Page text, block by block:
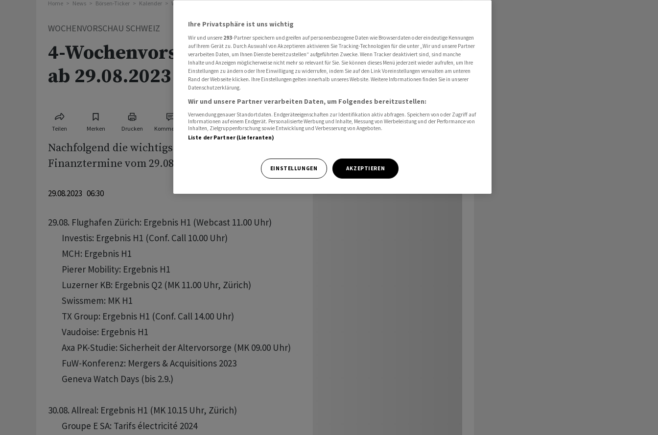
Home News Börsen-Ticker Kalender Wochenvorschau Schweiz
WOCHENVORSCHAU SCHWEIZ
4-Wochenvorschau Schweiz
ab 29.08.2023
Teilen Merken Drucken Kommentare
Nachfolgend die wichtigsten Wirtschafts- und
Finanztermine vom 29.08.2023 - 25.09.2023:
29.08.2023 06:30
29.08. Flughafen Zürich: Ergebnis H1 (Webcast 11.00 Uhr)
       Investis: Ergebnis H1 (Conf. Call 10.00 Uhr)
       MCH: Ergebnis H1
       Pierer Mobility: Ergebnis H1
       Luzerner KB: Ergebnis Q2 (MK 11.00 Uhr, Zürich)
       Swissmem: MK H1
       TX Group: Ergebnis H1 (Conf. Call 14.00 Uhr)
       Vaudoise: Ergebnis H1
       Axa PK-Studie: Sicherheit der Altervorsorge (MK 09.00 Uhr)
       FuW-Konferenz: Mergers & Acquisitions 2023
       Geneva Watch Days (bis 2.9.)
30.08. Allreal: Ergebnis H1 (MK 10.15 Uhr, Zürich)
       Groupe E SA: Tarifs électricité 2024
Ihre Privatsphäre ist uns wichtig
Wir und unsere 293-Partner speichern und greifen auf personenbezogene Daten wie Browserdaten oder eindeutige Kennungen
auf Ihrem Gerät zu. Durch Auswahl von Akzeptieren aktivieren Sie Tracking-Technologien für die unter „Wir und unsere Partner
verarbeiten Daten, um Ihnen Dienste bereitzustellen“ aufgeführten Zwecke. Wenn Tracker deaktiviert sind, sind manche
Inhalte und Anzeigen möglicherweise nicht mehr so relevant für Sie. Sie können dieses Menü jederzeit wieder aufrufen, um Ihre
Einstellungen zu ändern oder Ihre Einwilligung zu widerrufen, indem Sie auf den Link Voreinstellungen verwalten am unteren
Rand der Webseite klicken. Ihre Einstellungen gelten innerhalb unseres Website. Weitere Informationen finden Sie in unserer
Datenschutzerklärung.
Wir und unsere Partner verarbeiten Daten, um Folgendes bereitzustellen:
Verwendung genauer Standortdaten. Endgeräteeigenschaften zur Identifikation aktiv abfragen. Speichern von oder Zugriff auf
Informationen auf einem Endgerät. Personalisierte Werbung und Inhalte, Messung von Werbeleistung und der Performance von
Inhalten, Zielgruppenforschung sowie Entwicklung und Verbesserung von Angeboten.
Liste der Partner (Lieferanten)
EINSTELLUNGEN AKZEPTIEREN